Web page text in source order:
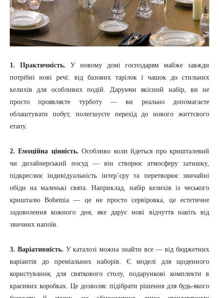
1. Практичність. У новому домі господарям майже завжди
потрібні нові речі: від базових тарілок і чашок до стильних
келихів для особливих подій. Даруючи якісний набір, ви не
просто проявляєте турботу — ви реально допомагаєте
облаштувати побут, полегшуєте перехід до нового життєвого
етапу.
2. Емоційна цінність. Особливо коли йдеться про кришталевий
чи дизайнерський посуд — він створює атмосферу затишку,
підкреслює індивідуальність інтер’єру та перетворює звичайні
обіди на маленькі свята. Наприклад, набір келихів із чеського
кришталю Bohemia — це не просто сервіровка, це естетичне
задоволення кожного дня, яке дарує нові відчуття навіть від
звичних напоїв.
3. Варіативність. У каталозі можна знайти все — від бюджетних
варіантів до преміальних наборів. Є моделі для щоденного
користування, для святкового столу, подарункові комплекти в
красивих коробках. Це дозволяє підібрати рішення для будь-якого